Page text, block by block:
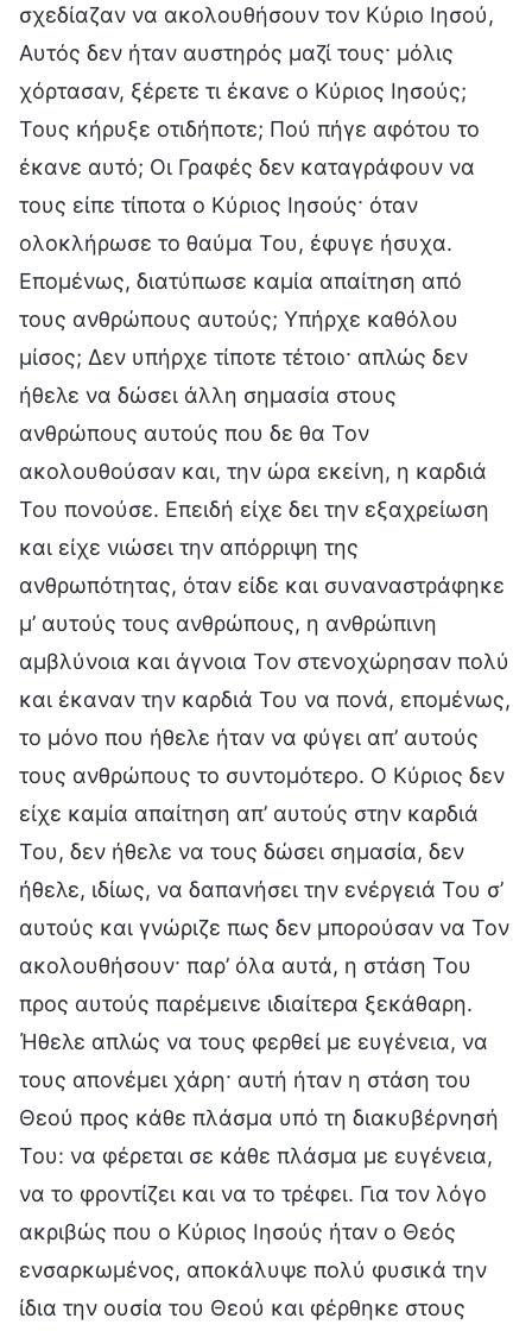
σχεδίαζαν να ακολουθήσουν τον Κύριο Ιησού,
Αυτός δεν ήταν αυστηρός μαζί τους· μόλις
χόρτασαν, ξέρετε τι έκανε ο Κύριος Ιησούς;
Τους κήρυξε οτιδήποτε; Πού πήγε αφότου το
έκανε αυτό; Οι Γραφές δεν καταγράφουν να
τους είπε τίποτα ο Κύριος Ιησούς· όταν
ολοκλήρωσε το θαύμα Του, έφυγε ήσυχα.
Επομένως, διατύπωσε καμία απαίτηση από
τους ανθρώπους αυτούς; Υπήρχε καθόλου
μίσος; Δεν υπήρχε τίποτε τέτοιο· απλώς δεν
ήθελε να δώσει άλλη σημασία στους
ανθρώπους αυτούς που δε θα Τον
ακολουθούσαν και, την ώρα εκείνη, η καρδιά
Του πονούσε. Επειδή είχε δει την εξαχρείωση
και είχε νιώσει την απόρριψη της
ανθρωπότητας, όταν είδε και συναναστράφηκε
μ’ αυτούς τους ανθρώπους, η ανθρώπινη
αμβλύνοια και άγνοια Τον στενοχώρησαν πολύ
και έκαναν την καρδιά Του να πονά, επομένως,
το μόνο που ήθελε ήταν να φύγει απ’ αυτούς
τους ανθρώπους το συντομότερο. Ο Κύριος δεν
είχε καμία απαίτηση απ’ αυτούς στην καρδιά
Του, δεν ήθελε να τους δώσει σημασία, δεν
ήθελε, ιδίως, να δαπανήσει την ενέργειά Του σ’
αυτούς και γνώριζε πως δεν μπορούσαν να Τον
ακολουθήσουν· παρ’ όλα αυτά, η στάση Του
προς αυτούς παρέμεινε ιδιαίτερα ξεκάθαρη.
Ήθελε απλώς να τους φερθεί με ευγένεια, να
τους απονέμει χάρη· αυτή ήταν η στάση του
Θεού προς κάθε πλάσμα υπό τη διακυβέρνησή
Του: να φέρεται σε κάθε πλάσμα με ευγένεια,
να το φροντίζει και να το τρέφει. Για τον λόγο
ακριβώς που ο Κύριος Ιησούς ήταν ο Θεός
ενσαρκωμένος, αποκάλυψε πολύ φυσικά την
ίδια την ουσία του Θεού και φέρθηκε στους